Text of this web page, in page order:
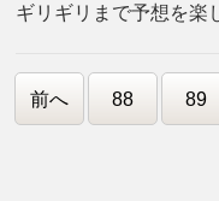
ギリギリまで予想を楽
前へ 88 89